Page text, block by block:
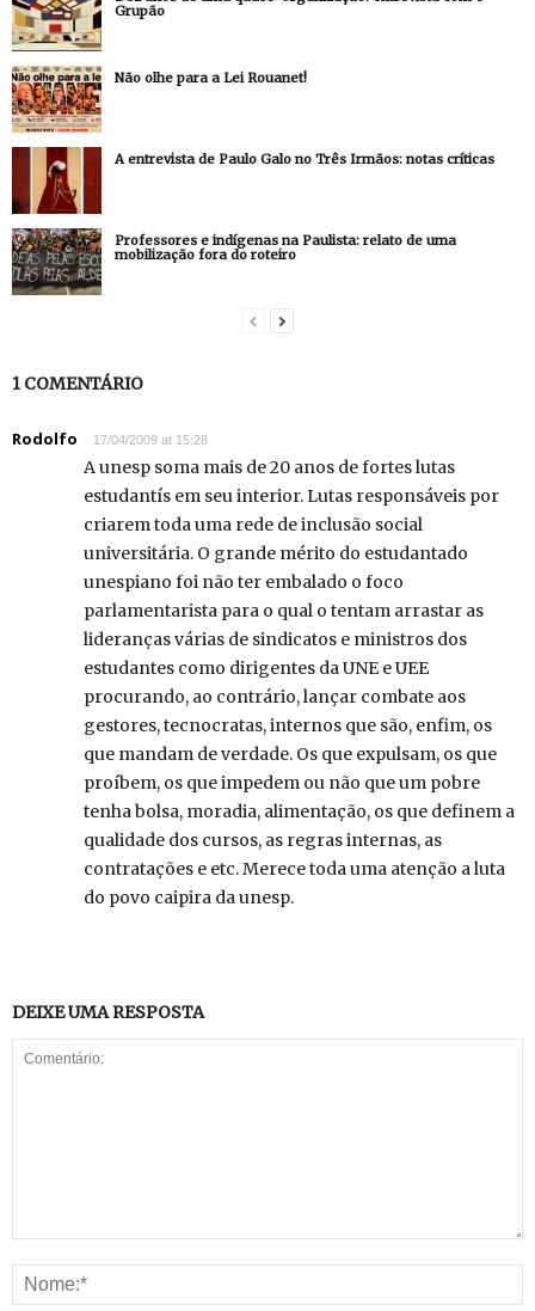
Grupão
Não olhe para a Lei Rouanet!
A entrevista de Paulo Galo no Três Irmãos: notas críticas
Professores e indígenas na Paulista: relato de uma
mobilização fora do roteiro
1 COMENTÁRIO
Rodolfo 17/04/2009 at 15:28
A unesp soma mais de 20 anos de fortes lutas
estudantís em seu interior. Lutas responsáveis por
criarem toda uma rede de inclusão social
universitária. O grande mérito do estudantado
unespiano foi não ter embalado o foco
parlamentarista para o qual o tentam arrastar as
lideranças várias de sindicatos e ministros dos
estudantes como dirigentes da UNE e UEE
procurando, ao contrário, lançar combate aos
gestores, tecnocratas, internos que são, enfim, os
que mandam de verdade. Os que expulsam, os que
proíbem, os que impedem ou não que um pobre
tenha bolsa, moradia, alimentação, os que definem a
qualidade dos cursos, as regras internas, as
contratações e etc. Merece toda uma atenção a luta
do povo caipira da unesp.
DEIXE UMA RESPOSTA